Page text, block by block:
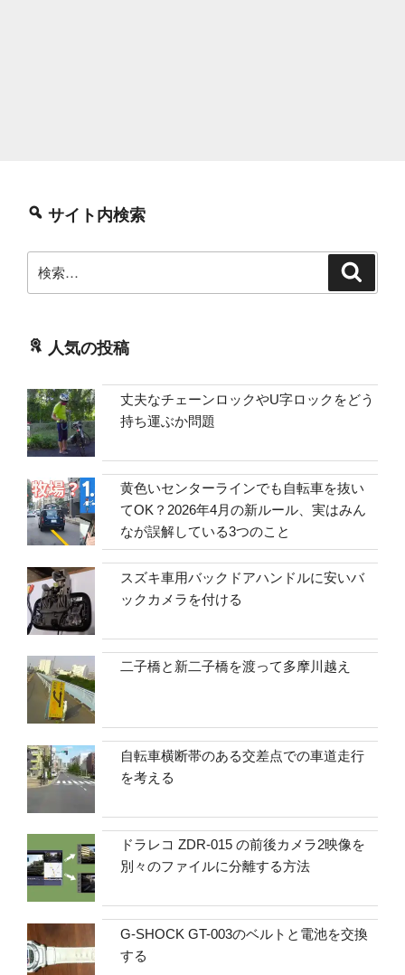
サイト内検索
索:
人気の投稿
丈夫なチェーンロックやU字ロックをどう
持ち運ぶか問題
黄色いセンターラインでも自転車を抜い
てOK？2026年4月の新ルール、実はみん
なが誤解している3つのこと
スズキ車用バックドアハンドルに安いバ
ックカメラを付ける
二子橋と新二子橋を渡って多摩川越え
自転車横断帯のある交差点での車道走行
を考える
ドラレコ ZDR-015 の前後カメラ2映像を
別々のファイルに分離する方法
G-SHOCK GT-003のベルトと電池を交換
する